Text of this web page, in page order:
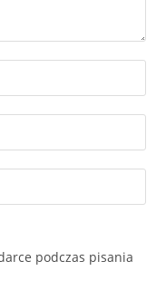
podczas pisania